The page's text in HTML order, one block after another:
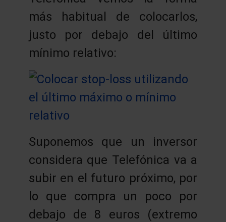
más habitual de colocarlos,
justo por debajo del último
mínimo relativo:
Suponemos que un inversor
considera que Telefónica va a
subir en el futuro próximo, por
lo que compra un poco por
debajo de 8 euros (extremo